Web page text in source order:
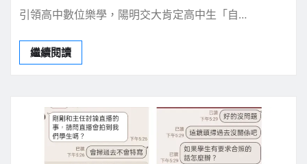
引領高中數位樂學，陽明交大肯定高中生「自…
繼續閱讀